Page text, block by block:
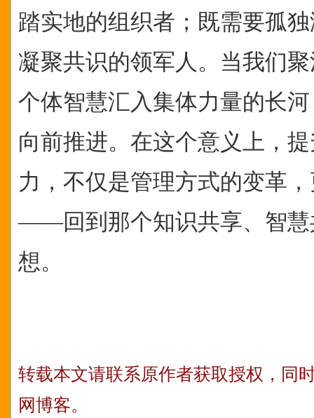
踏实地的组织者；既需要孤
凝聚共识的领军人。当我们
个体智慧汇入集体力量的长
向前推进。在这个意义上，
力，不仅是管理方式的变革
——回到那个知识共享、智慧
想。
转载本文请联系原作者获取授权，同
网博客。